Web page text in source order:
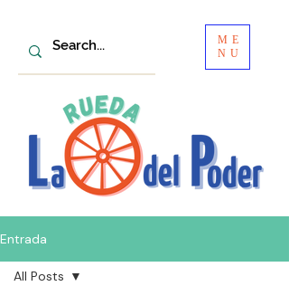
ME
NU
Entrada
All Posts